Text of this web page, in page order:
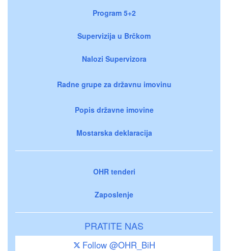
Program 5+2
Supervizija u Brčkom
Nalozi Supervizora
Radne grupe za državnu imovinu
Popis državne imovine
Mostarska deklaracija
OHR tenderi
Zaposlenje
PRATITE NAS
Follow @OHR_BiH